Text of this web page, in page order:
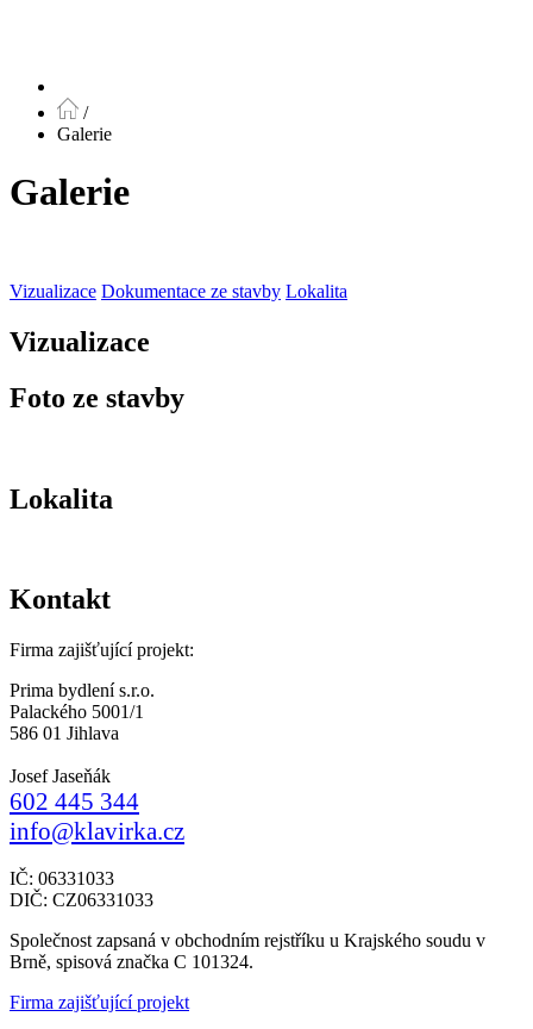
/
Galerie
Galerie
Vizualizace Dokumentace ze stavby Lokalita
Vizualizace
Foto ze stavby
Lokalita
Kontakt
Firma zajišťující projekt:
Prima bydlení s.r.o.
Palackého 5001/1
586 01 Jihlava
Josef Jaseňák
602 445 344
info@klavirka.cz
IČ: 06331033
DIČ: CZ06331033
Společnost zapsaná v obchodním rejstříku u Krajského soudu v
Brně, spisová značka C 101324.
Firma zajišťující projekt